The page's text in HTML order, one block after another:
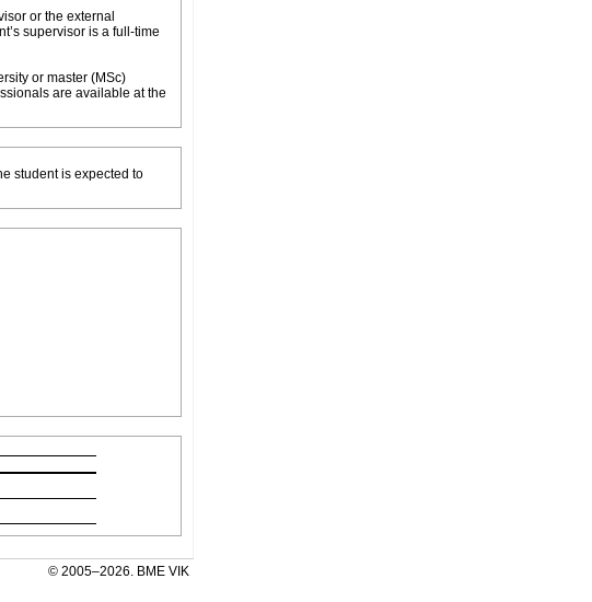
or the external
supervisor is a full-time
or master (MSc)
are available at the
student is expected to
© 2005–2026. BME VIK